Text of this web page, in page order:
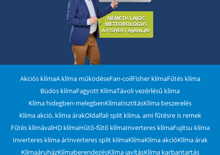
Akciós klímaA klíma működéseFan-coilFisher klímaFűtés klíma
Büdös klímaFagyott KlímaTávoli vezérlésű klíma
Klíma hidegben-melegbenKlímatisztításKlíma beszerelés
Klíma akció, klíma árakOldalfali split klíma, ami fűtésre is remek
Fűtés klímávalHD klímaHűtő-fűtő klímaInverteres klímaFujitsu klíma
Inverteres klíma árInverteres split klímaKlímaKlíma akcióKlíma árak
KlímaáruházKlímaberendezésKlíma javításKlíma karbantartás